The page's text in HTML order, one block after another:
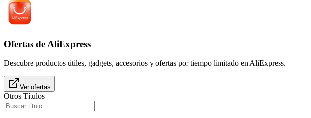
Ofertas de AliExpress
Descubre productos útiles, gadgets, accesorios y ofertas por tiempo limitado en AliExpress.
Ver ofertas
Otros Títulos